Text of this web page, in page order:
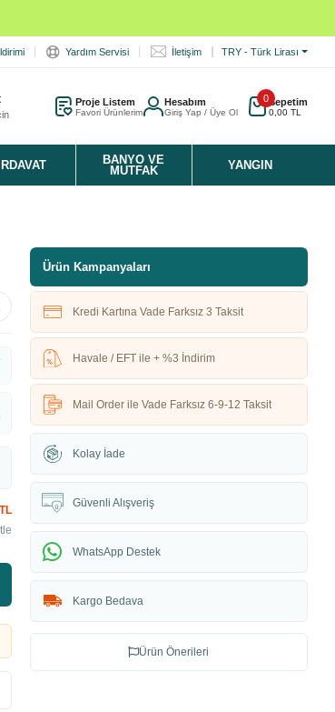
Yardım Servisi İletişim TRY - Türk Lirası
Proje Listem
Favori Ürünlerim
Hesabım
Giriş Yap / Üye Ol
0Sepetim
0,00 TL
BANYO VE
MUTFAK
YANGIN
Ürün Kampanyaları
Kredi Kartına Vade Farksız 3 Taksit
Havale / EFT ile + %3 İndirim
Mail Order ile Vade Farksız 6-9-12 Taksit
Kolay İade
Güvenli Alışveriş
WhatsApp Destek
Kargo Bedava
Ürün Önerileri